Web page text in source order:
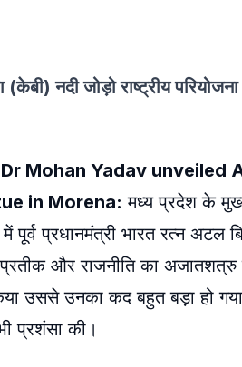
नदी जोड़ो राष्ट्रीय परियोजना
Mohan Yadav unveiled
in Morena: मध्य प्रदेश के
पूर्व प्रधानमंत्री भारत रत्न अटल
और राजनीति का
उससे उनका कद बहुत बड़ा हो
प्रशंसा की।